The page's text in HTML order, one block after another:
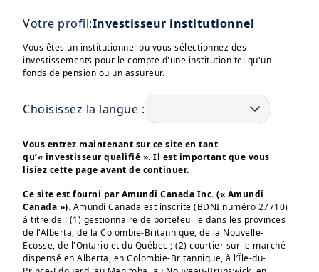
conflits d'intérêt | 2025 - Amundi
508 KB |
Politique de gestion des réclamations |
2025 - Amundi
698 KB|
Votre profil:Investisseur institutionnel
Vous êtes un institutionnel ou vous sélectionnez des
investissements pour le compte d'une institution tel qu'un
fonds de pension ou un assureur.
Choisissez la langue :
Vous entrez maintenant sur ce site en tant
qu’« investisseur qualifié ». Il est important que vous
lisiez cette page avant de continuer.
Ce site est fourni par Amundi Canada Inc. (« Amundi
Canada »). Amundi Canada est inscrite (BDNI numéro 27710)
à titre de : (1) gestionnaire de portefeuille dans les provinces
de l'Alberta, de la Colombie-Britannique, de la Nouvelle-
Écosse, de l'Ontario et du Québec ; (2) courtier sur le marché
dispensé en Alberta, en Colombie-Britannique, à l’Île-du-